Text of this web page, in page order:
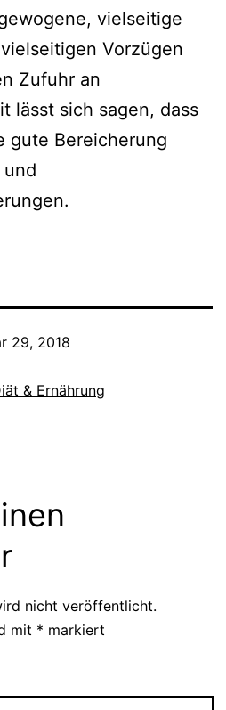
vielseitige
Vorzügen
Zufuhr an
lässt sich sagen, dass
gute Bereicherung
29, 2018
& Ernährung
nicht veröffentlicht.
mit * markiert